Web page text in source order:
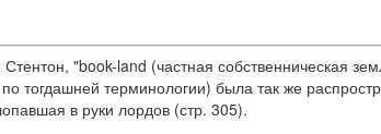
"book-land (частная собственническая
тогдашней терминологии) была так же
в руки лордов (стр. 305).